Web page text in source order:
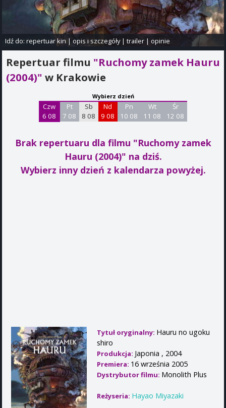
Idź do:repertuar kin |opis i szczegóły|trailer |opinie
Repertuar filmu "Ruchomy zamek Hauru
(2004)" w Krakowie
Wybierz dzień
Czw
6 08
Pt
7 08
Sb
8 08
Nd
9 08
Pn
10 08
Wt
11 08
Śr
12 08
Brak repertuaru dla filmu "Ruchomy zamek
Hauru (2004)" na dziś.
Wybierz inny dzień z kalendarza powyżej.
Tytuł oryginalny: Hauru no ugoku
shiro
Produkcja: Japonia , 2004
Premiera: 16 września 2005
Dystrybutor filmu: Monolith Plus
Reżyseria: Hayao Miyazaki